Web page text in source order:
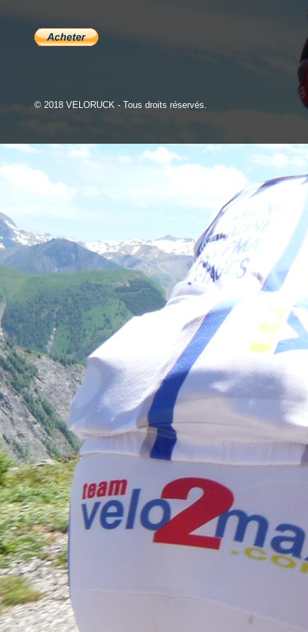
© 2018 VELORUCK - Tous droits réservés.